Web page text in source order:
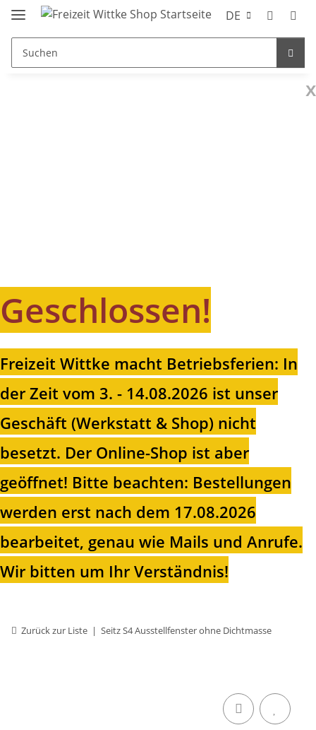
DE
x
Geschlossen!
Freizeit Wittke macht Betriebsferien: In
der Zeit vom 3. - 14.08.2026 ist unser
Geschäft (Werkstatt & Shop) nicht
besetzt. Der Online-Shop ist aber
geöffnet! Bitte beachten: Bestellungen
werden erst nach dem 17.08.2026
bearbeitet, genau wie Mails und Anrufe.
Wir bitten um Ihr Verständnis!
Zurück zur Liste Seitz S4 Ausstellfenster ohne Dichtmasse